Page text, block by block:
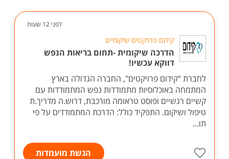
לפני 12 שעות
קידום פרויקטים שיקומיים
הדרכה שיקומית -תחום בריאות הנפש
דווקא עכשיו!
לחברת "קידום פרויקטים", החברה הגדולה בארץ
המתמחה באוכלוסיות מתמודדות נפש המתמודדות עם
קשיים רגשיים ופוסט טראומה מורכבת, דרוש.ה מדריך.ת
טיפול ושיקום. התפקיד כולל: הדרכת המתמודדים על פי
תו...
הגשת מועמדות